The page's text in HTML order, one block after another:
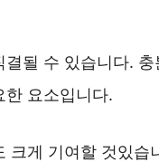
결될 수 있습니다. 충
한 요소입니다.
크게 기여할 것있습